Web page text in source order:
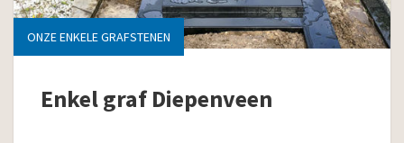
ONZE ENKELE GRAFSTENEN
Enkel graf Diepenveen